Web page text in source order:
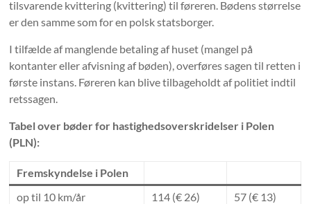
tilsvarende kvittering (kvittering) til føreren. Bødens størrelse
er den samme som for en polsk statsborger.
I tilfælde af manglende betaling af huset (mangel på
kontanter eller afvisning af bøden), overføres sagen til retten i
første instans. Føreren kan blive tilbageholdt af politiet indtil
retssagen.
Tabel over bøder for hastighedsoverskridelser i Polen
(PLN):
Fremskyndelse i Polen
op til 10 km/år
114 (€ 26) 57 (€ 13)